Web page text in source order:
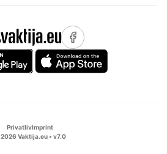
PrivatlivImprint
2026 Vaktija.eu • v7.0